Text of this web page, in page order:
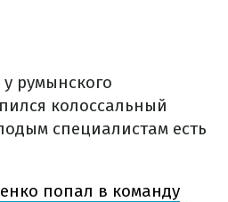
у румынского
колоссальный
специалистам есть
попал в команду